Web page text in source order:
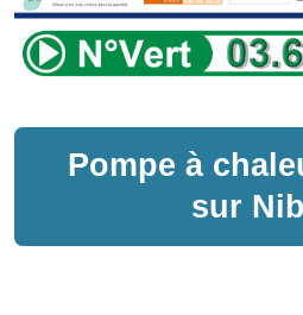
Pompe à
sur